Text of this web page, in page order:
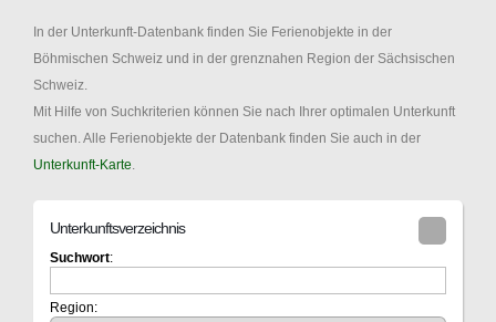
In der Unterkunft-Datenbank finden Sie Ferienobjekte in der
Böhmischen Schweiz und in der grenznahen Region der Sächsischen
Schweiz.
Mit Hilfe von Suchkriterien können Sie nach Ihrer optimalen Unterkunft
suchen. Alle Ferienobjekte der Datenbank finden Sie auch in der
Unterkunft-Karte
Unterkunftsverzeichnis
Suchwort:
Region: